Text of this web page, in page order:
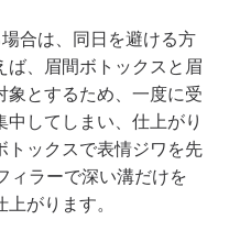
合は、同日を避ける方
ば、眉間ボトックスと眉
象とするため、一度に受
してしまい、仕上がり
トックスで表情ジワを先
ィラーで深い溝だけを
がります。